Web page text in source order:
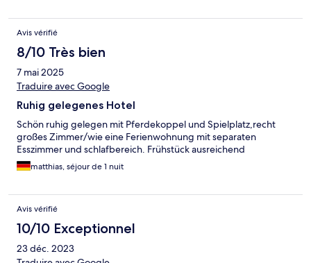
Avis vérifié
8/10 Très bien
7 mai 2025
Traduire avec Google
Ruhig gelegenes Hotel
Schön ruhig gelegen mit Pferdekoppel und Spielplatz,recht
großes Zimmer/wie eine Ferienwohnung mit separaten
Esszimmer und schlafbereich. Frühstück ausreichend
matthias, séjour de 1 nuit
Avis vérifié
10/10 Exceptionnel
23 déc. 2023